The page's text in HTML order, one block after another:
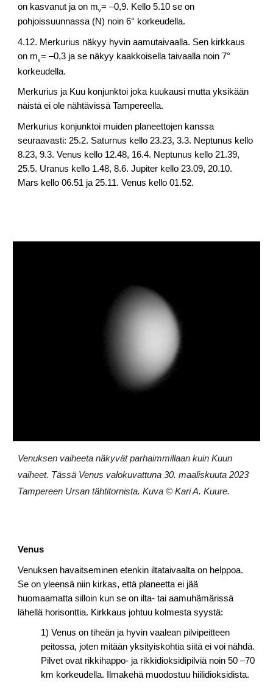
on kasvanut ja on mv= –0,9. Kello 5.10 se on
pohjoissuunnassa (N) noin 6° korkeudella.
4.12. Merkurius näkyy hyvin aamutaivaalla. Sen kirkkaus
on mv= –0,3 ja se näkyy kaakkoisella taivaalla noin 7°
korkeudella.
Merkurius ja Kuu konjunktoi joka kuukausi mutta yksikään
näistä ei ole nähtävissä Tampereella.
Merkurius konjunktoi muiden planeettojen kanssa
seuraavasti: 25.2. Saturnus kello 23.23, 3.3. Neptunus kello
8.23, 9.3. Venus kello 12.48, 16.4. Neptunus kello 21.39,
25.5. Uranus kello 1.48, 8.6. Jupiter kello 23.09, 20.10.
Mars kello 06.51 ja 25.11. Venus kello 01.52.
Venuksen vaiheeta näkyvät parhaimmillaan kuin Kuun
vaiheet. Tässä Venus valokuvattuna 30. maaliskuuta 2023
Tampereen Ursan tähtitornista. Kuva © Kari A. Kuure.
Venus
Venuksen havaitseminen etenkin iltataivaalta on helppoa.
Se on yleensä niin kirkas, että planeetta ei jää
huomaamatta silloin kun se on ilta- tai aamuhämärissä
lähellä horisonttia. Kirkkaus johtuu kolmesta syystä:
1) Venus on tiheän ja hyvin vaalean pilvipeitteen
peitossa, joten mitään yksityiskohtia siitä ei voi nähdä.
Pilvet ovat rikkihappo- ja rikkidioksidipilviä noin 50 –70
km korkeudella. Ilmakehä muodostuu hiilidioksidista.